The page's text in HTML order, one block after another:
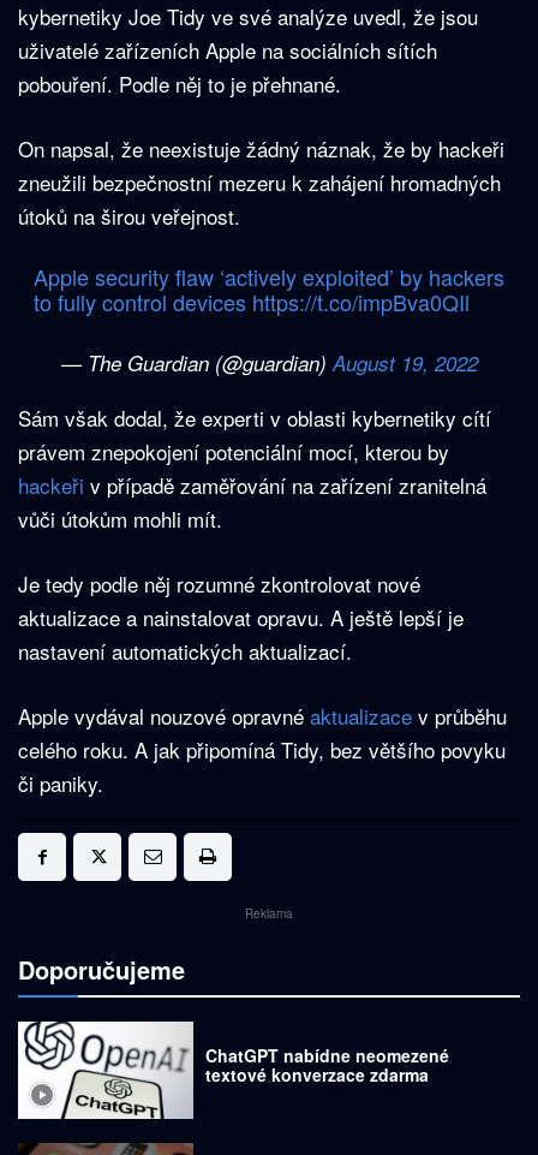
kybernetiky Joe Tidy ve své analýze uvedl, že jsou
uživatelé zařízeních Apple na sociálních sítích
pobouření. Podle něj to je přehnané.
On napsal, že neexistuje žádný náznak, že by hackeři
zneužili bezpečnostní mezeru k zahájení hromadných
útoků na širou veřejnost.
Apple security flaw ‘actively exploited’ by hackers
to fully control devices https://t.co/impBva0QIl
— The Guardian (@guardian)August 19, 2022
Sám však dodal, že experti v oblasti kybernetiky cítí
právem znepokojení potenciální mocí, kterou by
hackeři v případě zaměřování na zařízení zranitelná
vůči útokům mohli mít.
Je tedy podle něj rozumné zkontrolovat nové
aktualizace a nainstalovat opravu. A ještě lepší je
nastavení automatických aktualizací.
Apple vydával nouzové opravné aktualizace v průběhu
celého roku. A jak připomíná Tidy, bez většího povyku
či paniky.
Reklama
Doporučujeme
ChatGPT nabídne neomezené
textové konverzace zdarma